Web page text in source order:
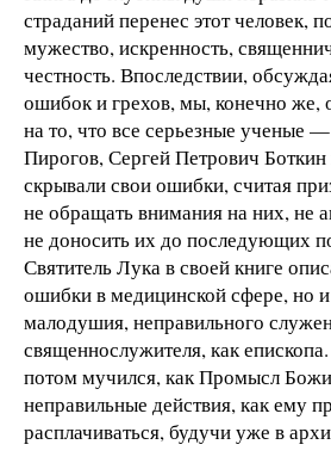
страданий перенес этот человек,
мужество, искренность,
честность. Впоследствии,
ошибок и грехов, мы, конечно же,
на то, что все серьезные ученые
Пирогов, Сергей Петрович
скрывали свои ошибки, считая
не обращать внимания на них, не
не доносить их до последующих
Святитель Лука в своей книге
ошибки в медицинской сфере, но
малодушия, неправильного
священнослужителя, как
потом мучился, как Промысл
неправильные действия, как ему
расплачиваться, будучи уже в